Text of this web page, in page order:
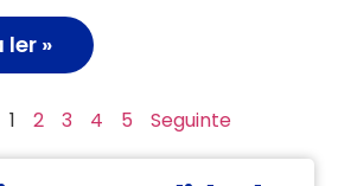
»
1 2 3 4 5 Seguinte